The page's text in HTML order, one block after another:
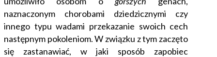
naznaczonym chorobami dziedzicznymi czy
innego typu wadami przekazanie swoich cech
następnym pokoleniom. W związku z tym zaczęto
się zastanawiać, w jaki sposób zapobiec